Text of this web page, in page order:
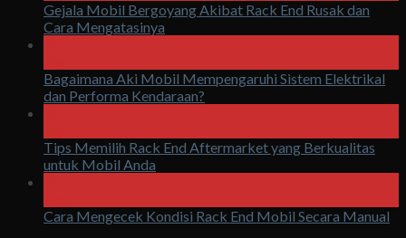
Gejala Mobil Bergoyang Akibat Rack End Rusak dan
Cara Mengatasinya
Bagaimana Aki Mobil Mempengaruhi Sistem Elektrikal
dan Performa Kendaraan?
Tips Memilih Rack End Aftermarket yang Berkualitas
untuk Mobil Anda
Cara Mengecek Kondisi Rack End Mobil Secara Manual